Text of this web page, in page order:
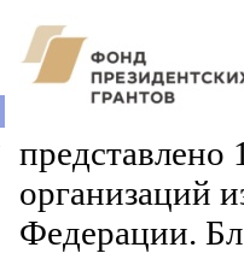
представлено
организаций
Федерации.